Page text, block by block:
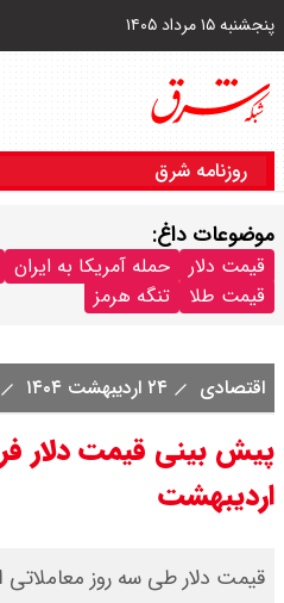
پنجشنبه ۱۵ مرداد ۱۴۰۵
روزنامه شرق
موضوعات داغ:
قیمت دلار حمله آمریکا به ایران
قیمت طلا
تنگه هرمز
اقتصادی ۲۴ اردیبهشت ۱۴۰۴
اردیبهشت